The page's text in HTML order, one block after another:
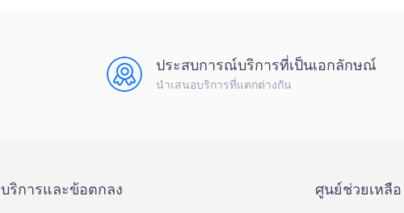
ประสบการณ์บริการที่เป็นเอกลักษณ์
นำเสนอบริการที่แตกต่างกัน
บริการและข้อตกลง ศูนย์ช่วยเหลือ